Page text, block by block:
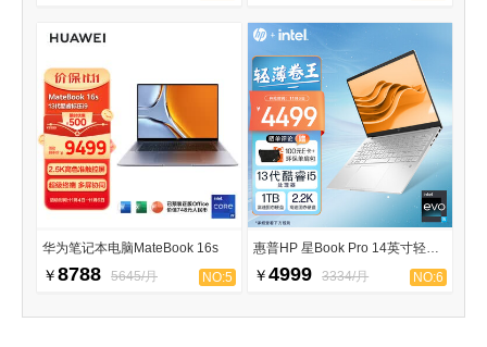
华为笔记本电脑MateBook 16s
￥8788 5645/月 NO:5 ￥4999 3334/月 NO:6